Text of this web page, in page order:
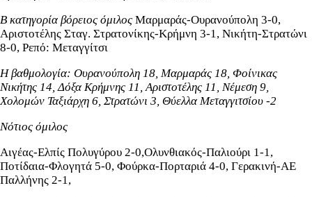
B κατηγορία βόρειος όμιλος Μαρμαράς-Ουρανούπολη 3-0,
Αριστοτέλης Σταγ. Στρατονίκης-Κρήμνη 3-1, Νικήτη-Στρατώνι
8-0, Ρεπό: Μεταγγίτσι
Η βαθμολογία: Ουρανούπολη 18, Μαρμαράς 18, Φοίνικας
Νικήτης 14, Δόξα Κρήμνης 11,Αριστοτέλης 11, Νέμεση 9,
Χολομών Ταξιάρχη 6, Στρατώνι 3, Θύελλα Μεταγγιτσίου -2
Νότιος όμιλος
Αιγέας-Ελπίς Πολυγύρου 2-0,Ολυνθιακός-Παλιούρι 1-1,
Ποτίδαια-Φλογητά 5-0, Φούρκα-Πορταριά 4-0, Γερακινή-ΑΕ
Παλλήνης 2-1,